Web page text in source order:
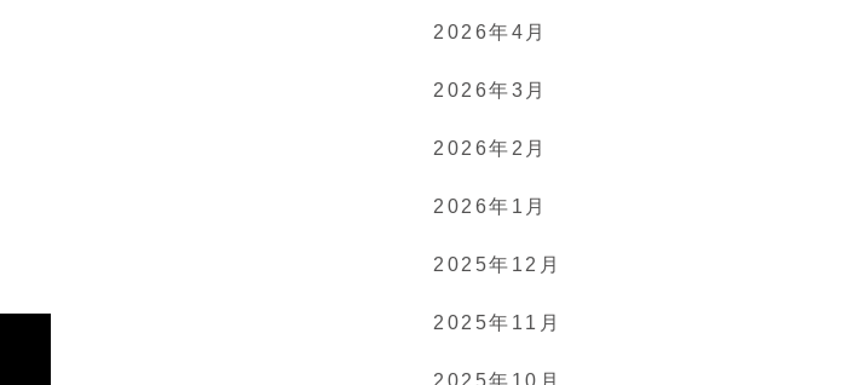
2026年4月
2026年3月
2026年2月
2026年1月
2025年12月
2025年11月